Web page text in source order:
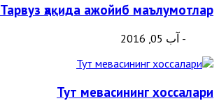
Тарвуз ҳақида ажойиб маълумотлар
- آب 05, 2016
Тут мевасининг хоссалари